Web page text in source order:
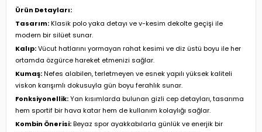
Ürün Detayları:
Tasarım:Klasik polo yaka detayı ve v-kesim dekolte geçişi ile
modern bir silüet sunar.
Kalıp:Vücut hatlarını yormayan rahat kesimi ve diz üstü boyu ile her
ortamda özgürce hareket etmenizi sağlar.
Kumaş:Nefes alabilen, terletmeyen ve esnek yapılı yüksek kaliteli
viskon karışımlı dokusuyla gün boyu ferahlık sunar.
Fonksiyonellik:Yan kısımlarda bulunan gizli cep detayları, tasarıma
hem sportif bir hava katar hem de kullanım kolaylığı sağlar.
Kombin Önerisi:Beyaz spor ayakkabılarla günlük ve enerjik bir